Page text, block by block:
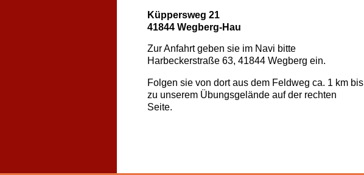
Küppersweg 21
41844 Wegberg-Hau
Zur Anfahrt geben sie im Navi bitte
Harbeckerstraße 63, 41844 Wegberg ein.
Folgen sie von dort aus dem Feldweg ca. 1 km bis
zu unserem Übungsgelände auf der rechten
Seite.